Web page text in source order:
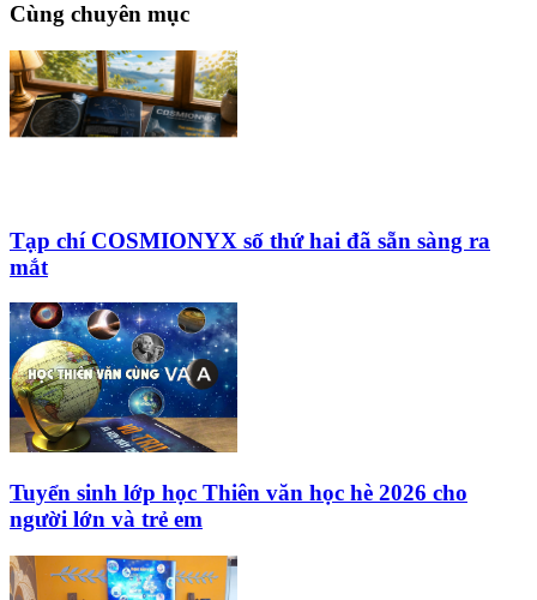
Cùng chuyên mục
Tạp chí COSMIONYX số thứ hai đã sẵn sàng ra
mắt
Tuyển sinh lớp học Thiên văn học hè 2026 cho
người lớn và trẻ em